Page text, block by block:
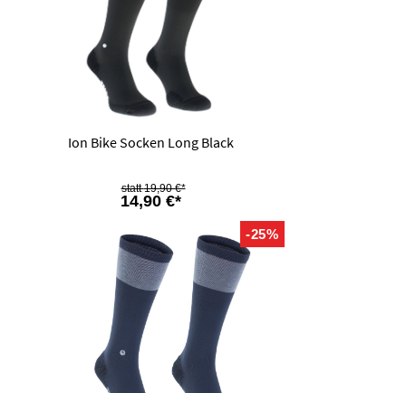
Ion Bike Socken Long Black
14,90 €*
19,90 €*
-25%